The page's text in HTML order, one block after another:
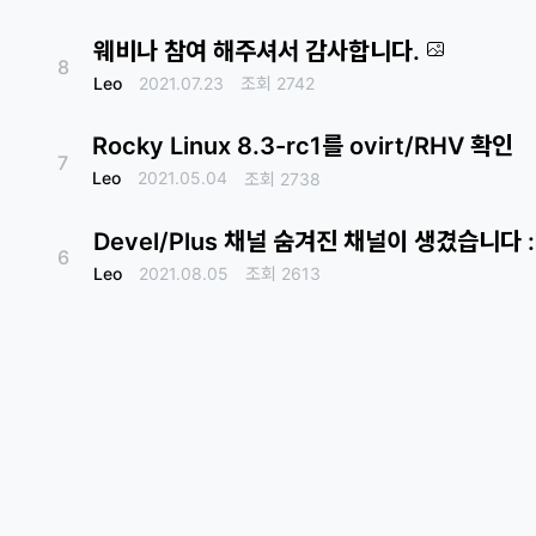
8
웨비나 참여 해주셔서 감사합니다.
Leo 2021.07.23 조회 2742
7
Rocky Linux 8.3-rc1를 ovirt/RHV 확인
Leo 2021.05.04 조회 2738
6
Devel/Plus 채널 숨겨진 채널이 생겼습니다
Leo 2021.08.05 조회 2613